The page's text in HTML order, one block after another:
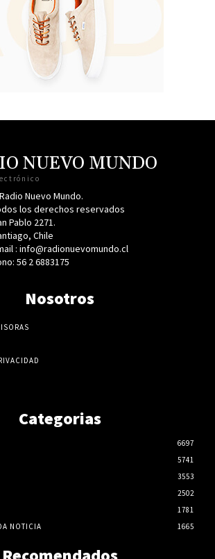
NUEVO MUNDO
Nuevo Mundo.
los derechos reservados
Pablo 2271.
Chile
: info@radionuevomundo.cl
56 2 6883175
Nosotros
Categorias
6697
5741
3553
2502
1781
NOTICIA
1665